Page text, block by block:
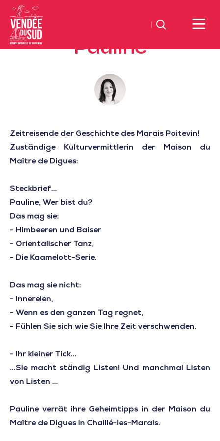
Sud
Suchen
Pauline
Zeitreisende der Geschichte des Marais Poitevin!
Zuständige Kulturvermittlerin der Maison du
Maître de Digues:
Steckbrief...
Pauline, Wer bist du?
Das mag sie:
- Himbeeren und Baiser
- Orientalischer Tanz,
- Die Kaamelott-Serie.
Das mag sie nicht:
- Innereien,
- Wenn es den ganzen Tag regnet,
- Fühlen Sie sich wie Sie Ihre Zeit verschwenden.
- Ihr kleiner Tick...
...Sie macht ständig Listen! Und manchmal Listen
von Listen ...
Pauline verrät ihre Geheimtipps in der Maison du
Maître de Digues in Chaillé-les-Marais.